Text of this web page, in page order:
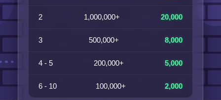
2 1,000,000+ 20,000
3 500,000+ 8,000
4 - 5 200,000+ 5,000
6 - 10 100,000+ 2,000